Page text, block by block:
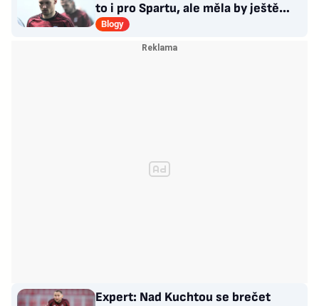
to i pro Spartu, ale měla by ještě
zareagovat
Blogy
Expert: Nad Kuchtou se brečet